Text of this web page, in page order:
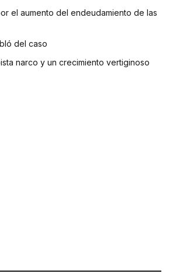
el aumento del endeudamiento de las
del caso
narco y un crecimiento vertiginoso